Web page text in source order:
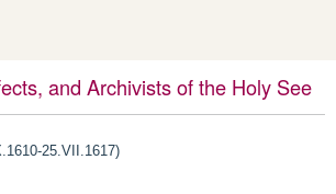
and Archivists of the Holy See
25.VII.1617)